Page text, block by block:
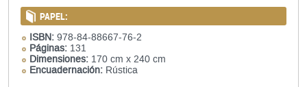
PAPEL:
ISBN: 978-84-88667-76-2
Páginas: 131
Dimensiones: 170 cm x 240 cm
Encuadernación: Rústica